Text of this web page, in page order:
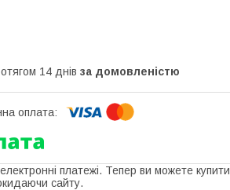
14 днів за домовленістю
платежі. Тепер ви можете купити
сайту.